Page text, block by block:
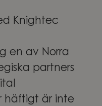
Knightec
en av Norra
partners
häftigt är inte